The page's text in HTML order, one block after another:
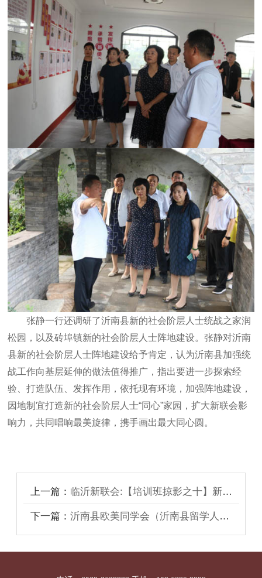
张静一行还调研了沂南县新的社会阶层人士统战之家润
松园 ，以及砖埠镇新的社会阶层人士阵地建设。张静对沂南
县新的社会阶层人士阵地建设给予肯定，认为沂南县加强统
战工作向基层延伸的做法值得推广，指出要进一步探索经
验、打造队伍、发挥作用，依托现有环境，加强阵地建设，
因地制宜打造新的社会阶层人士“同心”家园，扩大新联会影
响力，共同唱响最美旋律，携手画出最大同心圆。
上一篇： 临沂新联会:【培训班掠影之十】新十团风貌​
下一篇：沂南县欧美同学会（沂南县留学人员联谊会）成立大会暨第一次会员代表会议召开